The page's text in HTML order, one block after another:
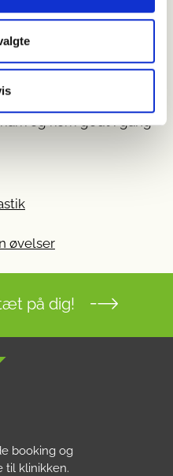
føler dig tryg og
mindske gener,
støtte en sundere
og kom godt i gang
øvelser
på dig!
booking og
til klinikken.